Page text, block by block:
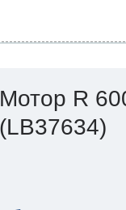
Мотор R
(LB37634)